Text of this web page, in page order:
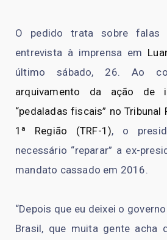
O pedido trata sobre falas
entrevista à imprensa em
último sábado, 26. Ao
arquivamento da ação de
“pedaladas fiscais” no Tribunal
1ª Região (TRF-1), o
necessário “reparar” a ex-
mandato cassado em 2016.
“Depois que eu deixei o
Brasil, que muita gente acha